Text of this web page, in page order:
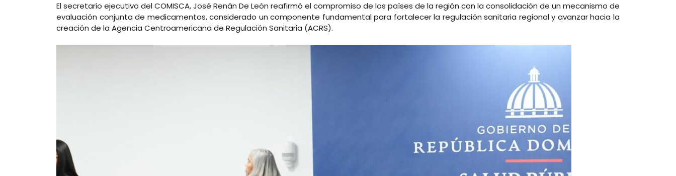
El secretario ejecutivo del COMISCA, José Renán De León reafirmó el compromiso de los países de la región con la consolidación de un mecanismo de
evaluación conjunta de medicamentos, considerado un componente fundamental para fortalecer la regulación sanitaria regional y avanzar hacia la
creación de la Agencia Centroamericana de Regulación Sanitaria (ACRS).